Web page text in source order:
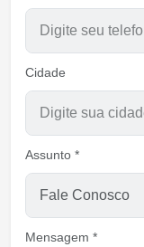
Cidade
Assunto *
Mensagem *